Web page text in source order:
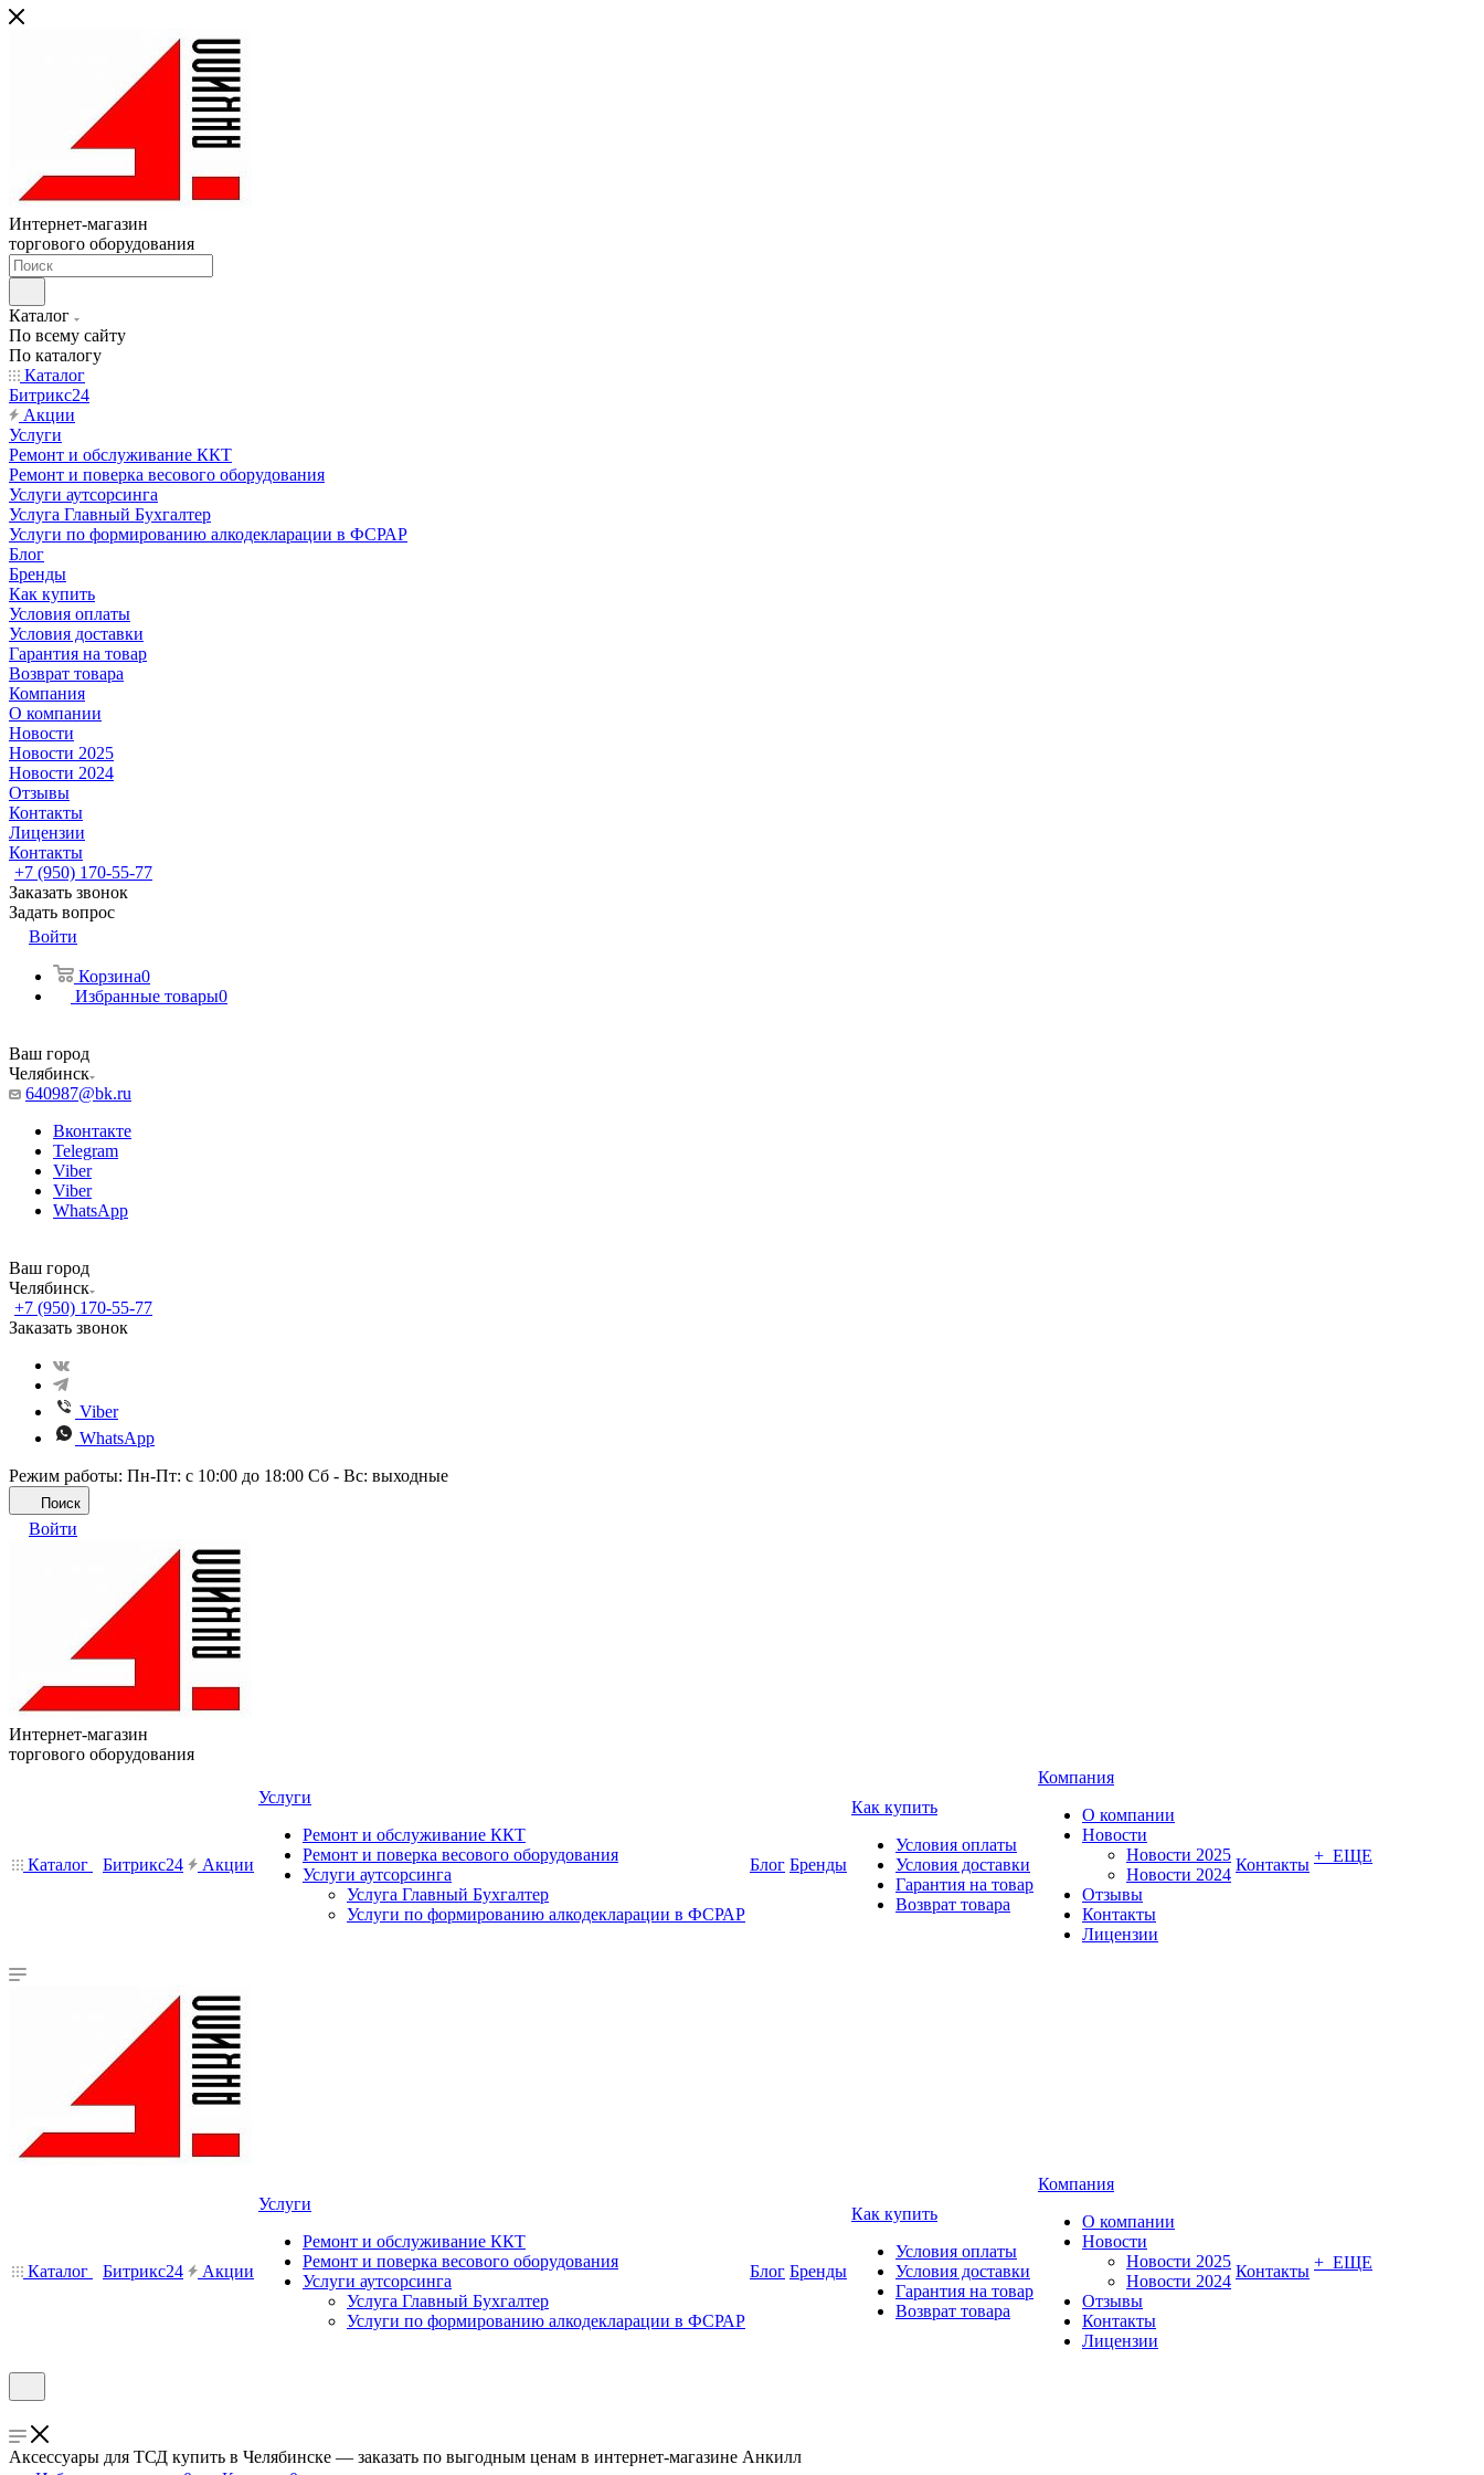
Интернет-магазин
торгового оборудования
Каталог
По всему сайту
По каталогу
Каталог
Битрикс24
Акции
Услуги
Ремонт и обслуживание ККТ
Ремонт и поверка весового оборудования
Услуги аутсорсинга
Услуга Главный Бухгалтер
Услуги по формированию алкодекларации в ФСРАР
Блог
Бренды
Как купить
Условия оплаты
Условия доставки
Гарантия на товар
Возврат товара
Компания
О компании
Новости
Новости 2025
Новости 2024
Отзывы
Контакты
Лицензии
Контакты
+7 (950) 170-55-77
Заказать звонок
Задать вопрос
Войти
Корзина0
Избранные товары0
Ваш город
Челябинск
640987@bk.ru
Вконтакте
Telegram
Viber
Viber
WhatsApp
Ваш город
Челябинск
+7 (950) 170-55-77
Заказать звонок
Viber
WhatsApp
Режим работы: Пн-Пт: с 10:00 до 18:00 Сб - Вс: выходные
Поиск
Войти
Интернет-магазин
торгового оборудования
Каталог Битрикс24 Акции
Услуги
Ремонт и обслуживание ККТ
Ремонт и поверка весового оборудования
Услуги аутсорсинга
Услуга Главный Бухгалтер
Услуги по формированию алкодекларации в ФСРАР
Блог Бренды
Как купить
Условия оплаты
Условия доставки
Гарантия на товар
Возврат товара
Компания
О компании
Новости
Новости 2025
Новости 2024
Отзывы
Контакты
Лицензии
Контакты + ЕЩЕ
Каталог Битрикс24 Акции
Услуги
Ремонт и обслуживание ККТ
Ремонт и поверка весового оборудования
Услуги аутсорсинга
Услуга Главный Бухгалтер
Услуги по формированию алкодекларации в ФСРАР
Блог Бренды
Как купить
Условия оплаты
Условия доставки
Гарантия на товар
Возврат товара
Компания
О компании
Новости
Новости 2025
Новости 2024
Отзывы
Контакты
Лицензии
Контакты + ЕЩЕ
Аксессуары для ТСД купить в Челябинске — заказать по выгодным ценам в интернет-магазине Анкилл